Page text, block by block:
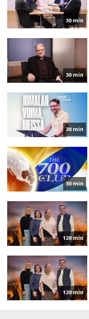
30 min
30 min
30 min
30 min
120 min
120 min